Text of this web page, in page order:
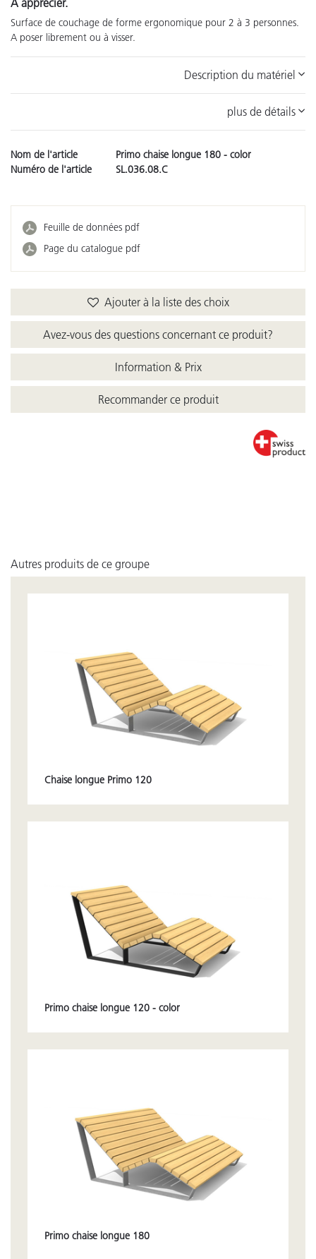
Surface de couchage de forme ergonomique pour 2 à 3 personnes.
A poser librement ou à visser.
Description du matériel
plus de détails
Nom de l'article
Primo chaise longue 180 - color
Numéro de l'article
SL.036.08.C
Feuille de données pdf
Page du catalogue pdf
Ajouter à la liste des choix
Avez-vous des questions concernant ce produit?
Information & Prix
Recommander ce produit
Autres produits de ce groupe
Chaise longue Primo 120
Primo chaise longue 120 - color
Primo chaise longue 180